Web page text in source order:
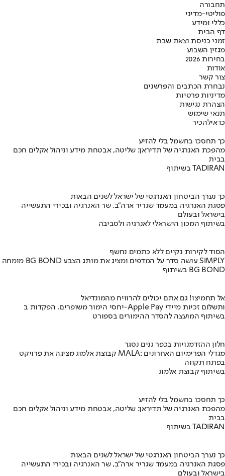
תחבורה
פוליטי-מדיני
כללי ומידע
דף הבית
זמני כניסת וצאת שבת
מגזין השבוע
בחירות 2026
אודות
צור קשר
נבחרת הכתבים והפרשנים
מדיניות פרטיות
הצהרת נגישות
תנאי שימוש
כדאילהכיר
כך תחסכו בחשמל בלי להזיע
מהפכת האנרגיה של תדיראן: שליטה, אבטחת מידע וניהול אקלים חכם
בבית
בשיתוף TADIRAN
כך נערך הביטחון האנרגטי של ישראל לשנים הבאות
פסגת האנרגיה במעמד שגריר ארה"ב, שר האנרגיה ובכירי התעשייה
בישראל ובעולם
בשיתוף המכון הישראלי לאנרגיה ולסביבה
הסוד לקירות נקיים ללא כתמים נחשף
מומחה BG BOND עושה סדר על המדפים ומציג את מותג הצבע SIMPLY
בשיתוף BG BOND
אל תחמיצו! גם אתם יכולים להרוויח מהמונדיאל
יחסי הימור משופרים, הפקדות ב-Apple Pay ותשלום זכיות מיידי
בשיתוף המועצה להסדר ההימורים בספורט
חלון ההזדמנויות בכפר גנים נסגר
קבוצת אלמוג מציגה את פרויקט MALA: מגדלי הפרימיום האחרונים
בפתח תקווה
בשיתוף קבוצת אלמוג
כך תחסכו בחשמל בלי להזיע
מהפכת האנרגיה של תדיראן: שליטה, אבטחת מידע וניהול אקלים חכם
בבית
בשיתוף TADIRAN
כך נערך הביטחון האנרגטי של ישראל לשנים הבאות
פסגת האנרגיה במעמד שגריר ארה"ב, שר האנרגיה ובכירי התעשייה
בישראל ובעולם